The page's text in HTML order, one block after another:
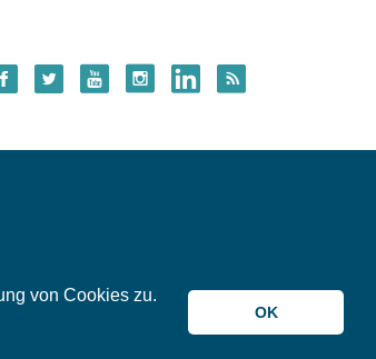
von Cookies zu.
OK
© 2026 meinKA